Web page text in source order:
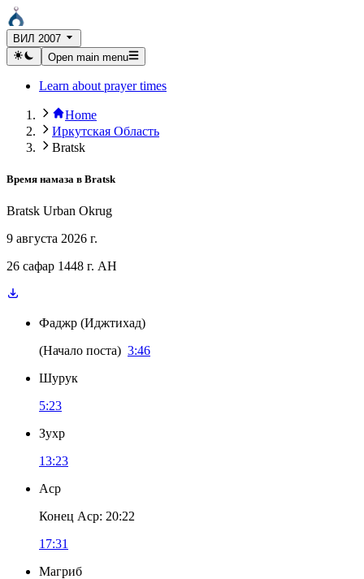
ВИЛ 2007
Open main menu
Learn about prayer times
Home
Иркутская Область
Bratsk
Время намаза в Bratsk
Bratsk Urban Okrug
9 августа 2026 г.
26 сафар 1448 г. AH
Фаджр (Иджтихад)
(Начало поста) 3:46
Шурук
5:23
Зухр
13:23
Аср
Конец Аср: 20:22
17:31
Магриб